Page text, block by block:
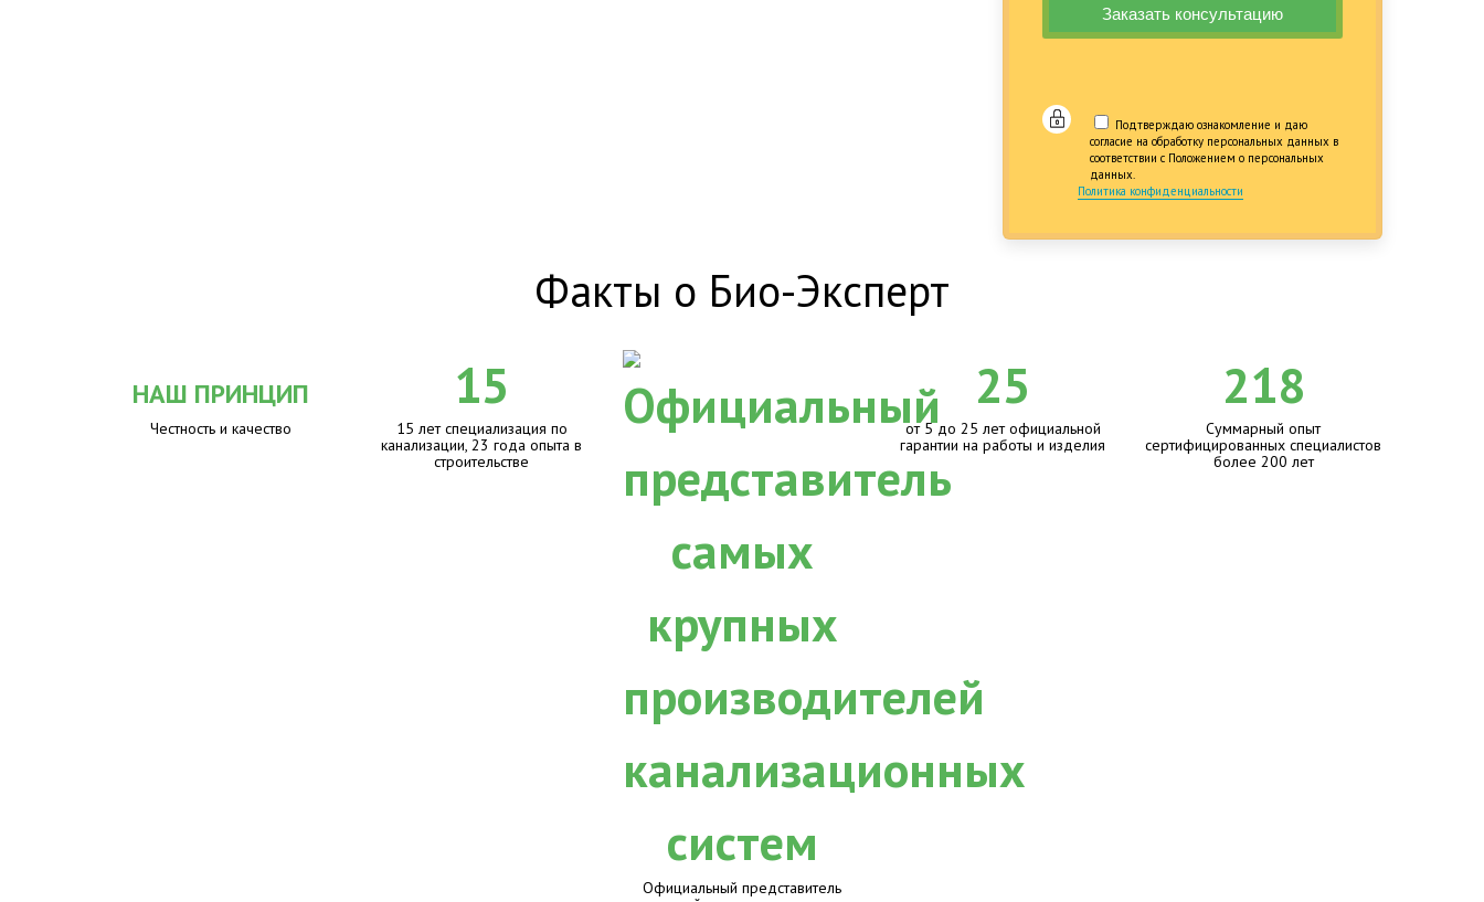
Подтверждаю ознакомление и даю
согласие на обработку персональных данных в
соответствии с Положением о персональных
данных.
Политика конфиденциальности
Факты о Био-Эксперт
НАШ ПРИНЦИП
Честность и качество
15
15 лет специализация по
канализации, 23 года опыта в
строительстве
Официальный представитель
25
от 5 до 25 лет официальной
гарантии на работы и изделия
218
Суммарный опыт
сертифицированных специалистов
более 200 лет